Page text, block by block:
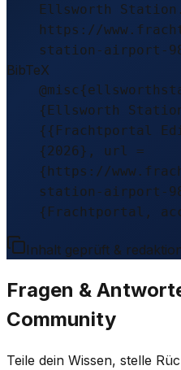
Ellsworth
https://
station-airport-
BibTeX
{Ellsworth
{{Frachtportal
{2026}, url =
{https://
station-airport-
{Frachtportal,
Inhalt geprüft &
Fragen &
Community
Teile dein Wissen, stelle